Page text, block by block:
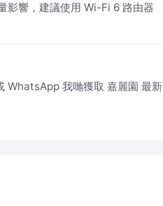
影響，建議使用 Wi-Fi 6 路由器
WhatsApp 我哋獲取 嘉麗園 最新